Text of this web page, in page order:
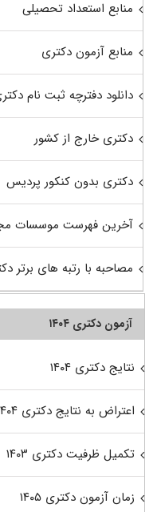
منابع استعداد تحصیلی
منابع آزمون دکتری
دانلود دفترچه ثبت نام
دکتری خارج از کشور
دکتری بدون کنکور پردیس
آخرین فهرست موسسات
مصاحبه با رتبه های برتر
آزمون دکتری ۱۴۰۴
نتایج دکتری ۱۴۰۴
اعتراض به نتایج دکتری ۱۴۰۴
تکمیل ظرفیت دکتری ۱۴۰۳
زمان آزمون دکتری ۱۴۰۵